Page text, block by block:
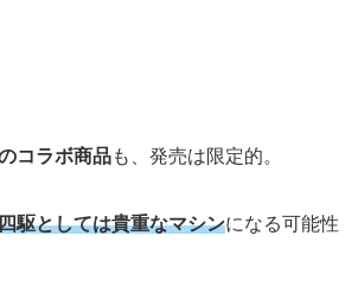
コラボ商品も、発売は限定的。
駆としては貴重なマシンになる可能性